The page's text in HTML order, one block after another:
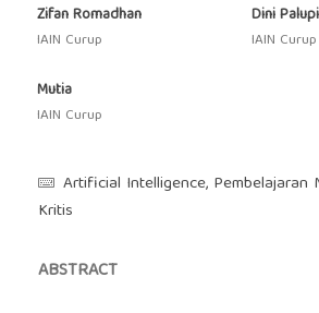
Zifan Romadhan
IAIN Curup
Dini
IAIN Curup
Mutia
IAIN Curup
Artificial Intelligence, Pembelajaran
Kritis
ABSTRACT